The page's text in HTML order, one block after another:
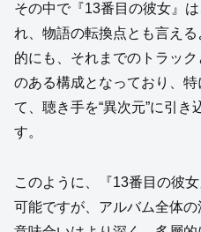
その中で『13番目の彼女』
れ、物語の転換点とも言え
的にも、それまでのトラッ
のある構成となっており、
て、聴き手を“異次元”に引き
す。
このように、『13番目の彼
可能ですが、アルバム全体